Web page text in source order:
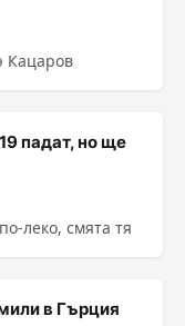
Кацаров
падат, но ще
леко, смята тя
в Гърция